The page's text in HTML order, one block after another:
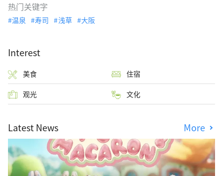
热门关键字
温泉 寿司 浅草 大阪
Interest
美食 住宿
观光 文化
Latest News More